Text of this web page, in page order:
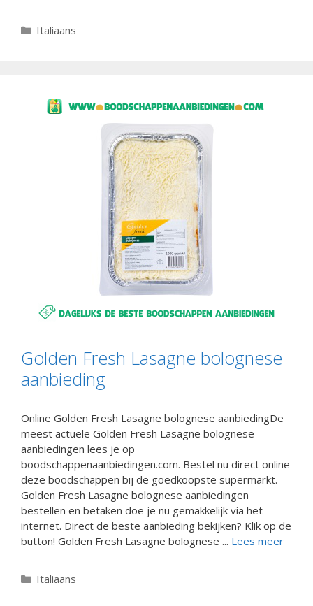
Categorieën
Italiaans
Golden Fresh Lasagne bolognese
aanbieding
Online Golden Fresh Lasagne bolognese aanbiedingDe
meest actuele Golden Fresh Lasagne bolognese
aanbiedingen lees je op
boodschappenaanbiedingen.com. Bestel nu direct online
deze boodschappen bij de goedkoopste supermarkt.
Golden Fresh Lasagne bolognese aanbiedingen
bestellen en betaken doe je nu gemakkelijk via het
internet. Direct de beste aanbieding bekijken? Klik op de
button! Golden Fresh Lasagne bolognese ... Lees meer
Categorieën
Italiaans